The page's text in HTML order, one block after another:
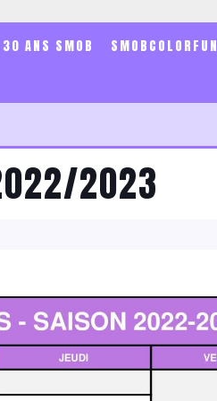
30 ANS SMOB SMOBCOLORFUN
2022/2023